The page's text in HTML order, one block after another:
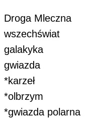
Droga Mleczna
wszechświat
galakyka
gwiazda
*karzeł
*olbrzym
*gwiazda polarna